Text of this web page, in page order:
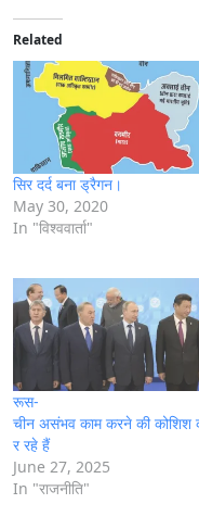
d
i
n
g
Related
सिर दर्द बना ड्रैगन।
May 30, 2020
In "विश्ववार्ता"
रूस-
चीन असंभव काम करने की कोशिश
र रहे हैं
June 27, 2025
In "राजनीति"